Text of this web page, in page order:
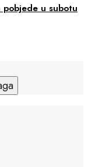
pobjede u subotu